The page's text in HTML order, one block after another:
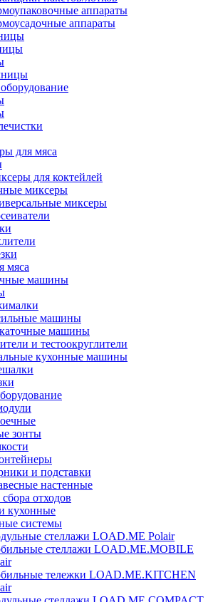
аппараты
аппараты
для мяса
для коктейлей
миксеры
миксеры
мяса
машины
машины
машины
и тестоокруглители
кухонные машины
зонты
и подставки
настенные
отходов
кухонные
системы
стеллажи LOAD.ME Polair
стеллажи LOAD.ME.MOBILE
тележки LOAD.ME.KITCHEN